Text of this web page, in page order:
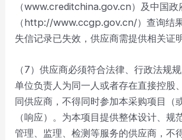
（www.creditchina.gov.cn）及中国政
（http://www.ccgp.gov.cn/）查询结
失信记录已失效，供应商需提供相关证
（7）供应商必须符合法律、行政法规
单位负责人为同一人或者存在直接控股
同供应商，不得同时参加本采购项目（
（响应）。为本项目提供整体设计、规
管理、监理、检测等服务的供应商，不